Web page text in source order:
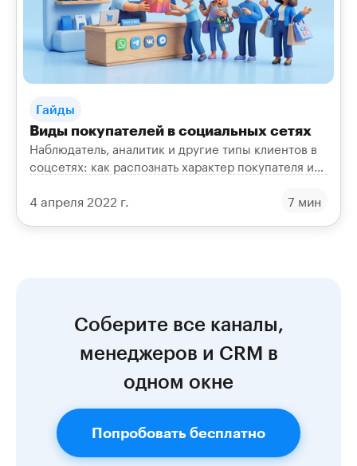
Гайды
Виды покупателей в социальных сетях
Наблюдатель, аналитик и другие типы клиентов в
соцсетях: как распознать характер покупателя и
4 апреля 2022 г. 7 мин
Соберите все каналы,
менеджеров и CRM в
одном окне
Попробовать бесплатно